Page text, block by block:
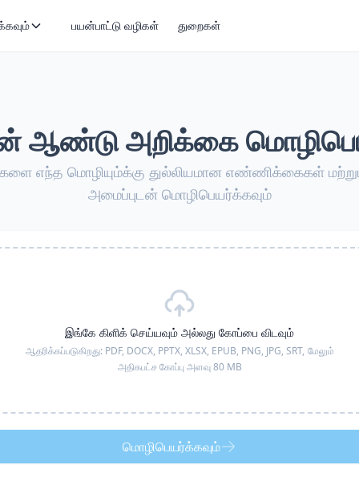
பயன்பாட்டு வழிகள் துறைகள்
அறிக்கை
எந்த மொழியும்க்கு துல்லியமான எண்ணிக்கைகள் மற்றும்
அமைப்புடன் மொழிபெயர்க்கவும்
இங்கே கிளிக் செய்யவும் அல்லது கோப்பை விடவும்
ஆதரிக்கப்படுகிறது: PDF, DOCX, PPTX, XLSX, EPUB, PNG, JPG, SRT, மேலும்
அதிகபட்ச கோப்பு அளவு 80 MB
மொழிபெயர்க்கவும்